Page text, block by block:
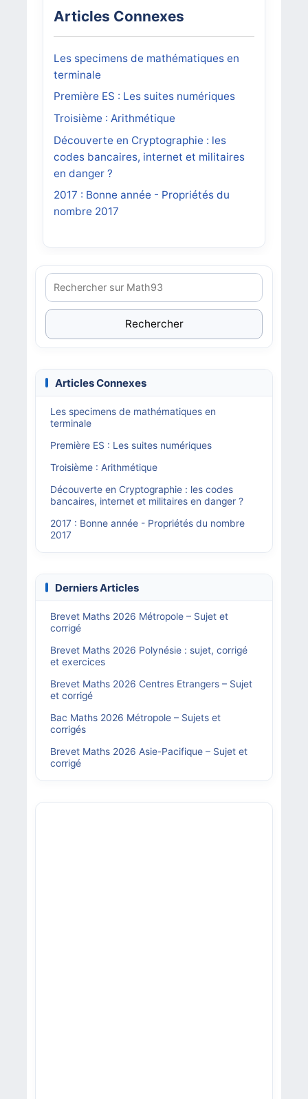
Articles Connexes
Les specimens de mathématiques en
terminale
Première ES : Les suites numériques
Troisième : Arithmétique
Découverte en Cryptographie : les
codes bancaires, internet et militaires
en danger ?
2017 : Bonne année - Propriétés du
nombre 2017
Rechercher
Articles Connexes
Les specimens de mathématiques en
terminale
Première ES : Les suites numériques
Troisième : Arithmétique
Découverte en Cryptographie : les codes
bancaires, internet et militaires en danger ?
2017 : Bonne année - Propriétés du nombre
2017
Derniers Articles
Brevet Maths 2026 Métropole – Sujet et
corrigé
Brevet Maths 2026 Polynésie : sujet, corrigé
et exercices
Brevet Maths 2026 Centres Etrangers – Sujet
et corrigé
Bac Maths 2026 Métropole – Sujets et
corrigés
Brevet Maths 2026 Asie-Pacifique – Sujet et
corrigé